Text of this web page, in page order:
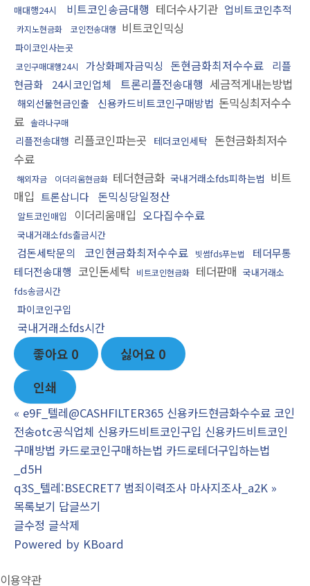
매대행24시
비트코인송금대행 테더수사기관 업비트코인추적
카지노현금화 코인전송대행 비트코인믹싱
파이코인사는곳
코인구매대행24시 가상화폐자금믹싱 돈현금화최저수수료
리플
현금화
24시코인업체 트론리플전송대행 세금적게내는방법
해외선물현금인출 신용카드비트코인구매방법 돈믹싱최저수수
료 솔라나구매
리플전송대행 리플코인파는곳 테더코인세탁 돈현금화최저수
수료
해외자금 이더리움현금화 테더현금화 국내거래소fds피하는법 비트
매입 트론삽니다 돈믹싱당일정산
알트코인매입 이더리움매입 오다집수수료
국내거래소fds출금시간
검돈세탁문의 코인현금화최저수수료 빗썸fds푸는법
테더무통
테더전송대행 코인돈세탁 비트코인현금화 테더판매 국내거래소
fds송금시간
파이코인구입
국내거래소fds시간
좋아요 0 싫어요 0
인쇄
« e9F_텔레@CASHFILTER365 신용카드현금화수수료 코인
전송otc공식업체 신용카드비트코인구입 신용카드비트코인
구매방법 카드로코인구매하는법 카드로테더구입하는법
_d5H
q3S_텔레:BSECRET7 범죄이력조사 마사지조사_a2K »
목록보기 답글쓰기
글수정 글삭제
Powered by KBoard
이용약관